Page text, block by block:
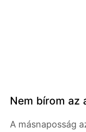
Nem bírom az
A másnaposság